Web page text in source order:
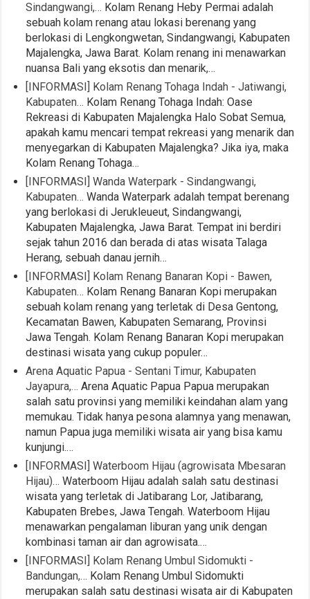
Sindangwangi,… Kolam Renang Heby Permai adalah
sebuah kolam renang atau lokasi berenang yang
berlokasi di Lengkongwetan, Sindangwangi, Kabupaten
Majalengka, Jawa Barat. Kolam renang ini menawarkan
nuansa Bali yang eksotis dan menarik,…
[INFORMASI] Kolam Renang Tohaga Indah - Jatiwangi,
Kabupaten… Kolam Renang Tohaga Indah: Oase
Rekreasi di Kabupaten Majalengka Halo Sobat Semua,
apakah kamu mencari tempat rekreasi yang menarik dan
menyegarkan di Kabupaten Majalengka? Jika iya, maka
Kolam Renang Tohaga…
[INFORMASI] Wanda Waterpark - Sindangwangi,
Kabupaten… Wanda Waterpark adalah tempat berenang
yang berlokasi di Jerukleueut, Sindangwangi,
Kabupaten Majalengka, Jawa Barat. Tempat ini berdiri
sejak tahun 2016 dan berada di atas wisata Talaga
Herang, sebuah danau jernih…
[INFORMASI] Kolam Renang Banaran Kopi - Bawen,
Kabupaten… Kolam Renang Banaran Kopi merupakan
sebuah kolam renang yang terletak di Desa Gentong,
Kecamatan Bawen, Kabupaten Semarang, Provinsi
Jawa Tengah. Kolam Renang Banaran Kopi merupakan
destinasi wisata yang cukup populer…
Arena Aquatic Papua - Sentani Timur, Kabupaten
Jayapura,… Arena Aquatic Papua Papua merupakan
salah satu provinsi yang memiliki keindahan alam yang
memukau. Tidak hanya pesona alamnya yang menawan,
namun Papua juga memiliki wisata air yang bisa kamu
kunjungi.…
[INFORMASI] Waterboom Hijau (agrowisata Mbesaran
Hijau)… Waterboom Hijau adalah salah satu destinasi
wisata yang terletak di Jatibarang Lor, Jatibarang,
Kabupaten Brebes, Jawa Tengah. Waterboom Hijau
menawarkan pengalaman liburan yang unik dengan
kombinasi taman air dan agrowisata.…
[INFORMASI] Kolam Renang Umbul Sidomukti -
Bandungan,… Kolam Renang Umbul Sidomukti
merupakan salah satu destinasi wisata air di Kabupaten